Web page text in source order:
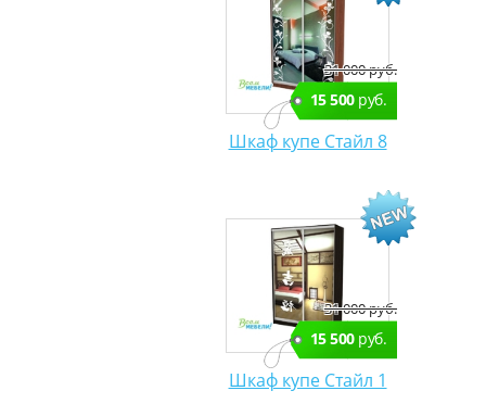
31 000 руб.
15 500руб.
Шкаф купе Стайл 8
31 000 руб.
15 500руб.
Шкаф купе Стайл 1